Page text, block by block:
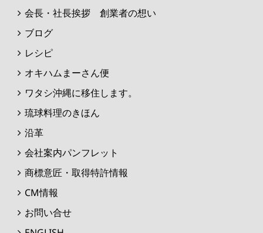
会長・社長挨拶 創業者の想い
ブログ
レシピ
オキハムまーさん便
ワタシ沖縄に移住します。
琉球料理のきほん
沿革
会社案内パンフレット
商標意匠・取得特許情報
CM情報
お問い合せ